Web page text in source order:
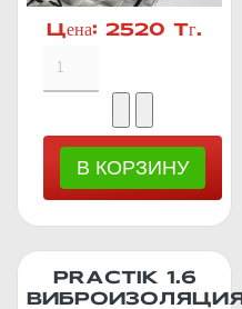
Цена: 2520 Тг.
PRACTIK 1.6
ВИБРОИЗОЛЯЦИЯ